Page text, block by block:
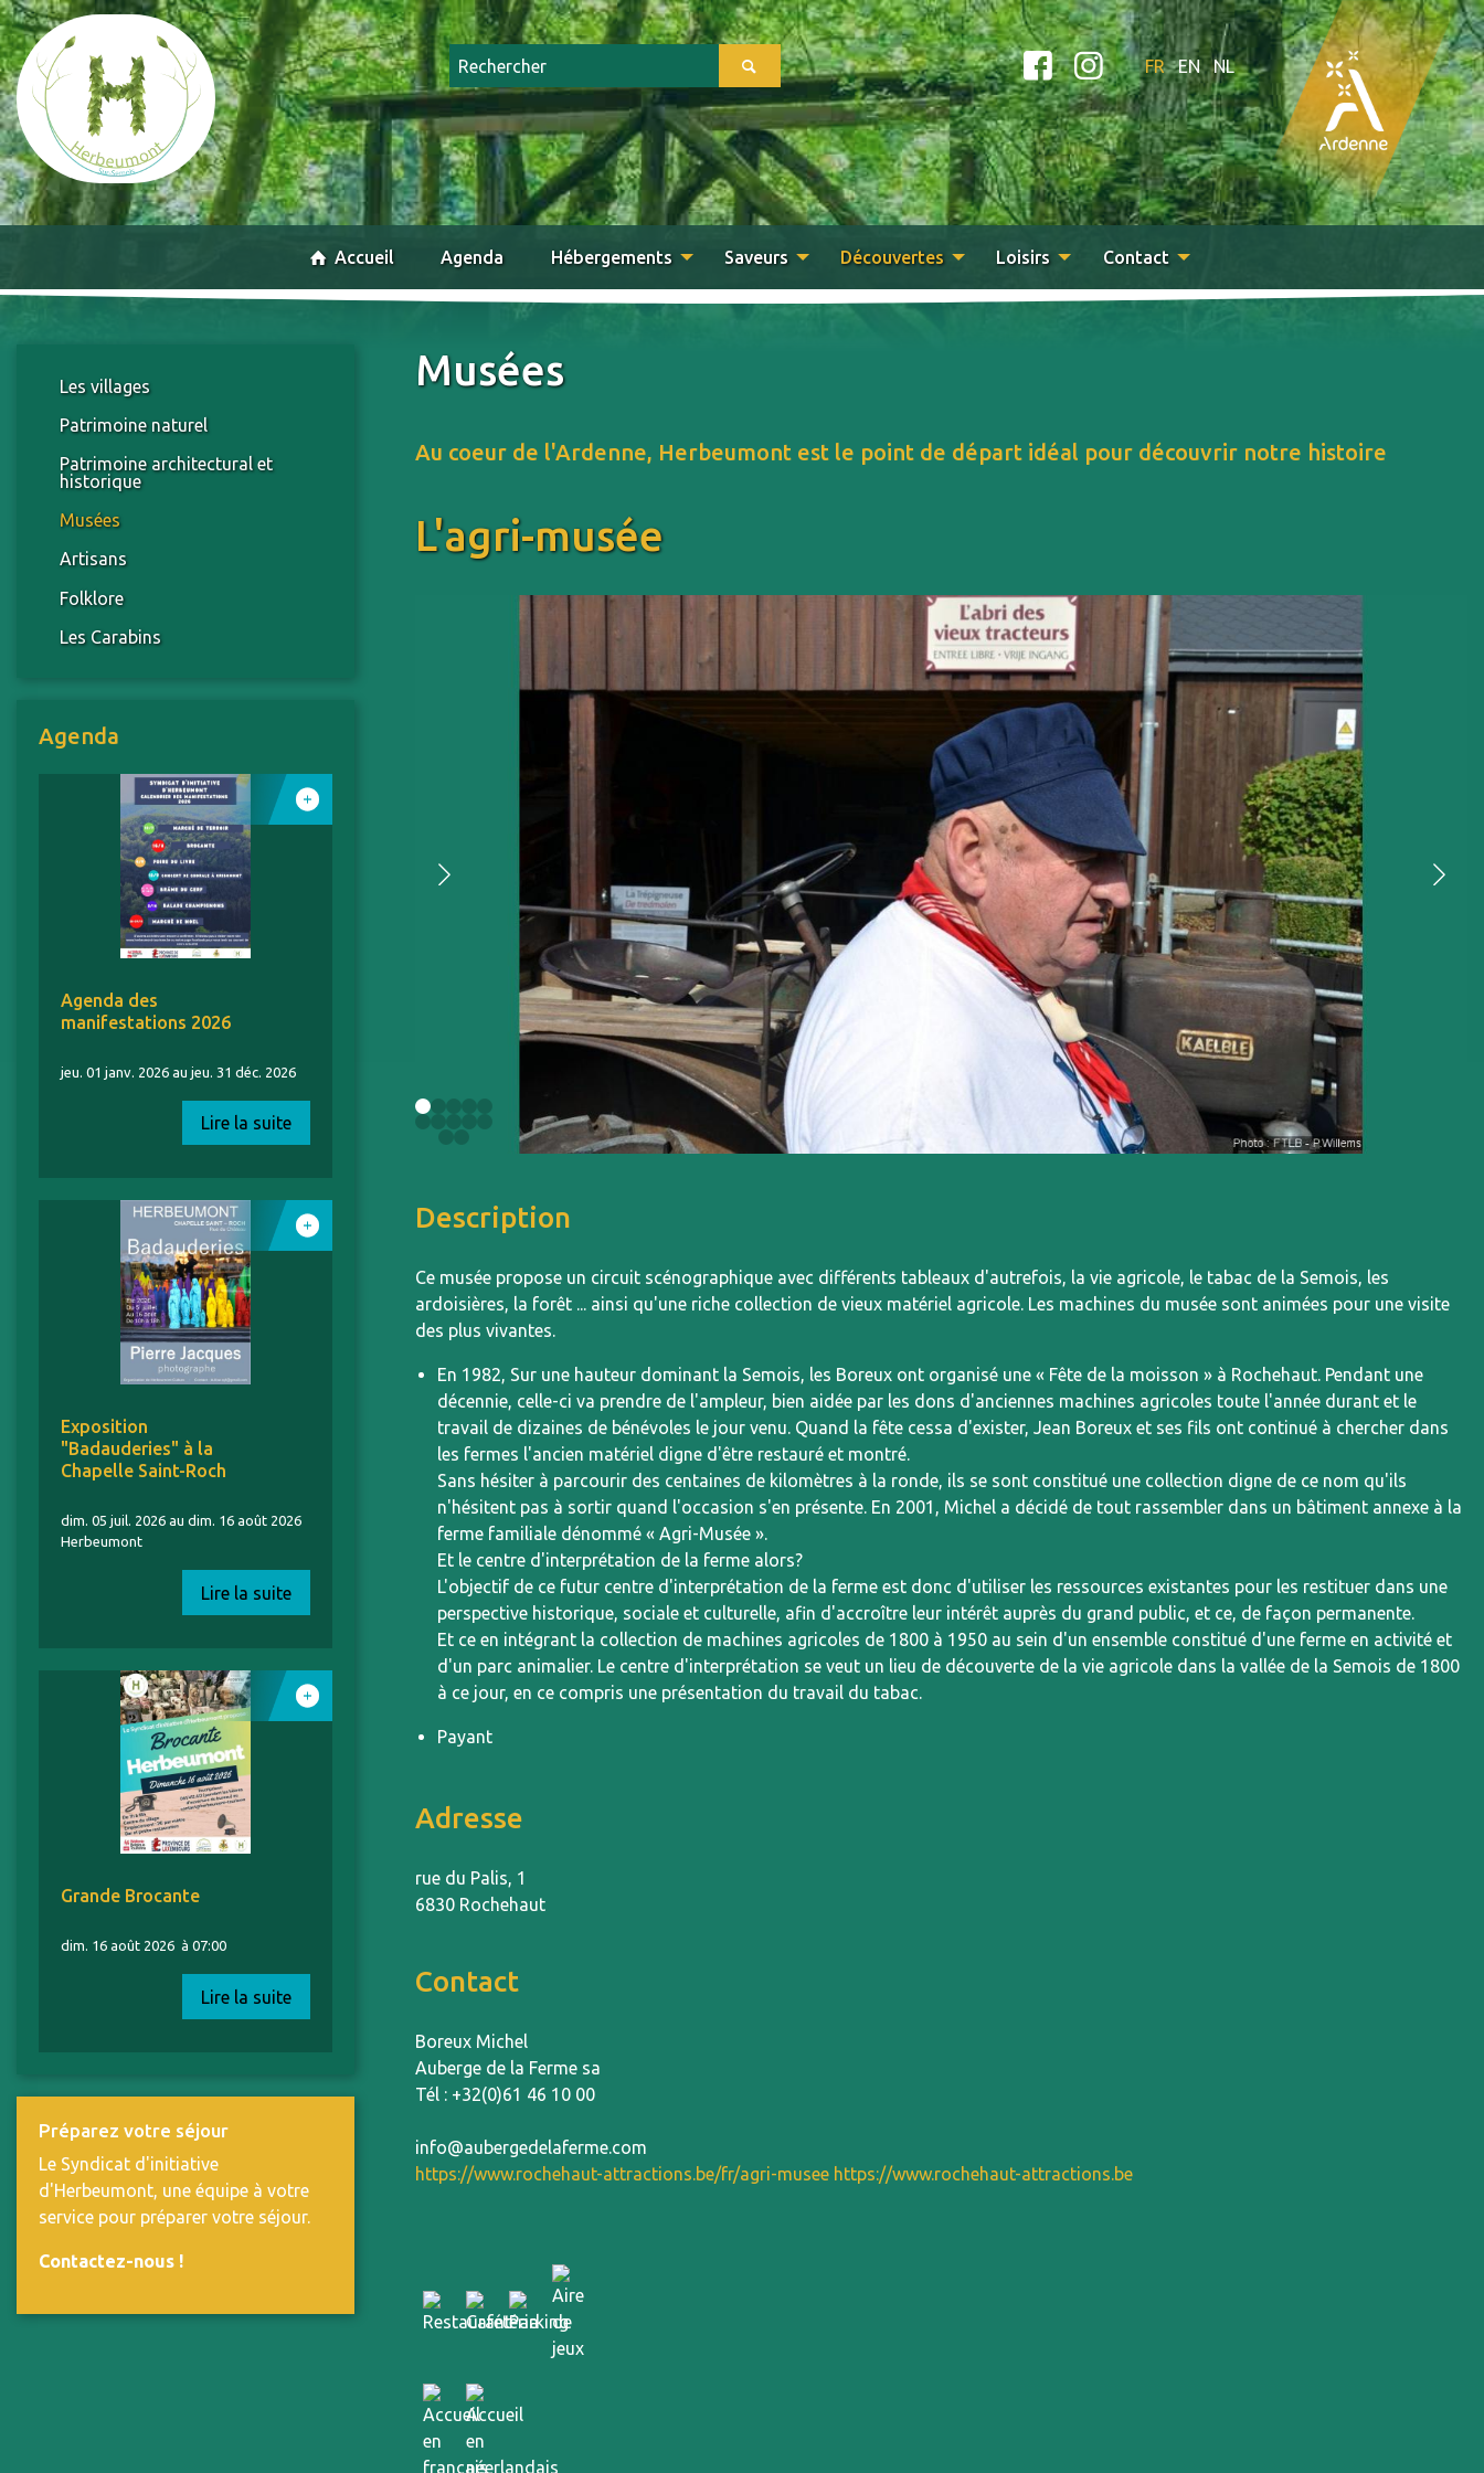
FR EN NL
Accueil Agenda Hébergements Saveurs Découvertes Loisirs Contact
Musées
Au coeur de l'Ardenne, Herbeumont est le point de départ idéal pour découvrir notre histoire
L'agri-musée
Description
Ce musée propose un circuit scénographique avec différents tableaux d'autrefois, la vie agricole, le tabac de la Semois, les
ardoisières, la forêt ... ainsi qu'une riche collection de vieux matériel agricole. Les machines du musée sont animées pour une visite
des plus vivantes.
En 1982, Sur une hauteur dominant la Semois, les Boreux ont organisé une « Fête de la moisson » à Rochehaut. Pendant une
décennie, celle-ci va prendre de l'ampleur, bien aidée par les dons d'anciennes machines agricoles toute l'année durant et le
travail de dizaines de bénévoles le jour venu. Quand la fête cessa d'exister, Jean Boreux et ses fils ont continué à chercher dans
les fermes l'ancien matériel digne d'être restauré et montré.
Sans hésiter à parcourir des centaines de kilomètres à la ronde, ils se sont constitué une collection digne de ce nom qu'ils
n'hésitent pas à sortir quand l'occasion s'en présente. En 2001, Michel a décidé de tout rassembler dans un bâtiment annexe à la
ferme familiale dénommé « Agri-Musée ».
Et le centre d'interprétation de la ferme alors?
L'objectif de ce futur centre d'interprétation de la ferme est donc d'utiliser les ressources existantes pour les restituer dans une
perspective historique, sociale et culturelle, afin d'accroître leur intérêt auprès du grand public, et ce, de façon permanente.
Et ce en intégrant la collection de machines agricoles de 1800 à 1950 au sein d'un ensemble constitué d'une ferme en activité et
d'un parc animalier. Le centre d'interprétation se veut un lieu de découverte de la vie agricole dans la vallée de la Semois de 1800
à ce jour, en ce compris une présentation du travail du tabac.
Payant
Adresse
rue du Palis, 1
6830 Rochehaut
Contact
Boreux Michel
Auberge de la Ferme sa
Tél : +32(0)61 46 10 00
info@aubergedelaferme.com
https://www.rochehaut-attractions.be/fr/agri-musee https://www.rochehaut-attractions.be
Les villages
Patrimoine naturel
Patrimoine architectural et
historique
Musées
Artisans
Folklore
Les Carabins
Agenda
Agenda des
manifestations 2026
jeu. 01 janv. 2026 au jeu. 31 déc. 2026
Lire la suite
Exposition
"Badauderies" à la
Chapelle Saint-Roch
dim. 05 juil. 2026 au dim. 16 août 2026
Herbeumont
Lire la suite
Grande Brocante
dim. 16 août 2026 à 07:00
Lire la suite
Préparez votre séjour
Le Syndicat d'initiative
d'Herbeumont, une équipe à votre
service pour préparer votre séjour.
Contactez-nous !